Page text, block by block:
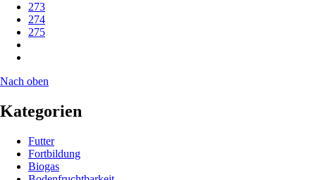
273
274
275
Nach oben
Kategorien
Futter
Fortbildung
Biogas